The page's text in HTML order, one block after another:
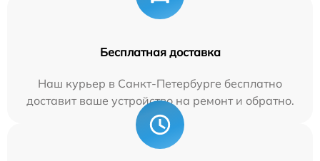
Бесплатная доставка
Наш курьер в Санкт-Петербурге бесплатно
доставит ваше устройство на ремонт и обратно.